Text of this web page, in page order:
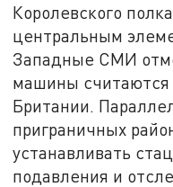
Королевского
центральным
Западные СМИ
машины
Британии.
приграничных
устанавливать
подавления и